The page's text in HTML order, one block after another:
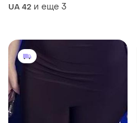
UA 42 и еще 3